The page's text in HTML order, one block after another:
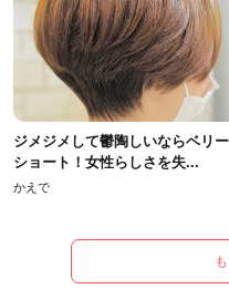
ジメジメして鬱陶しいならベリー
ショート！女性らしさを失...
かえで